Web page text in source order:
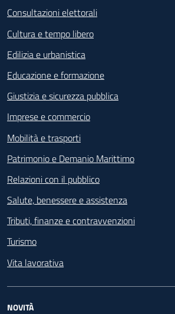
Consultazioni elettorali
Cultura e tempo libero
Edilizia e urbanistica
Educazione e formazione
Giustizia e sicurezza pubblica
Imprese e commercio
Mobilità e trasporti
Patrimonio e Demanio Marittimo
Relazioni con il pubblico
Salute, benessere e assistenza
Tributi, finanze e contravvenzioni
Turismo
Vita lavorativa
NOVITÀ